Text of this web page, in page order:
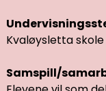
Kvaløysletta skole
Samspill/